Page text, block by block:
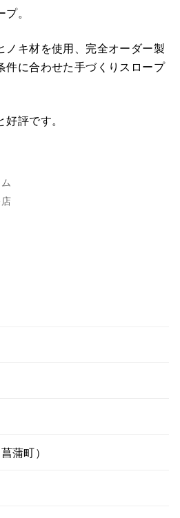
。
ノキ材を使用、完全オーダー製
件に合わせた手づくりスロープ
評です。
蒲町）